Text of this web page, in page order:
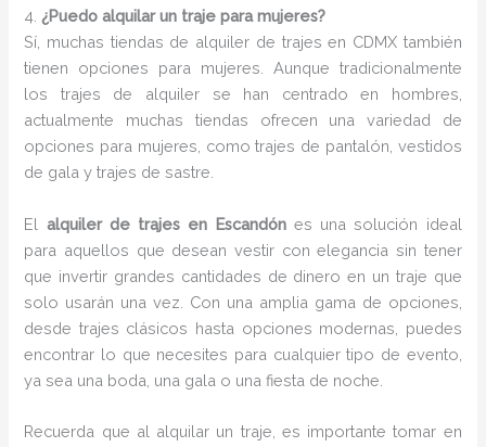
4. ¿Puedo alquilar un traje para mujeres?
Sí, muchas tiendas de alquiler de trajes en CDMX también
tienen opciones para mujeres. Aunque tradicionalmente
los trajes de alquiler se han centrado en hombres,
actualmente muchas tiendas ofrecen una variedad de
opciones para mujeres, como trajes de pantalón, vestidos
de gala y trajes de sastre.
El alquiler de trajes en Escandónes una solución ideal
para aquellos que desean vestir con elegancia sin tener
que invertir grandes cantidades de dinero en un traje que
solo usarán una vez. Con una amplia gama de opciones,
desde trajes clásicos hasta opciones modernas, puedes
encontrar lo que necesites para cualquier tipo de evento,
ya sea una boda, una gala o una fiesta de noche.
Recuerda que al alquilar un traje, es importante tomar en